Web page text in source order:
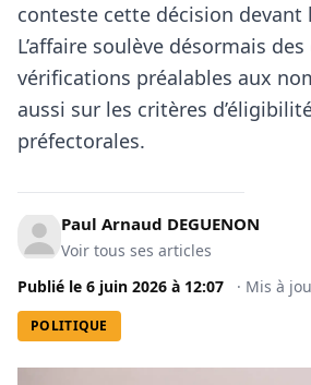
conteste cette décision devant
L’affaire soulève désormais
vérifications préalables aux
aussi sur les critères
préfectorales.
Paul Arnaud DEGUENON
Voir tous ses articles
Publié le 6 juin 2026 à 12:07 · Mis à
POLITIQUE